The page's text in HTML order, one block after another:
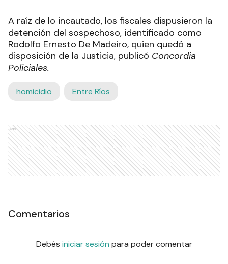
A raíz de lo incautado, los fiscales dispusieron la
detención del sospechoso, identificado como
Rodolfo Ernesto De Madeiro, quien quedó a
disposición de la Justicia, publicó Concordia
Policiales.
homicidio Entre Ríos
Ads
Comentarios
Debés iniciar sesión para poder comentar